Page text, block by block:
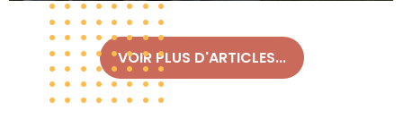
VOIR PLUS D'ARTICLES...